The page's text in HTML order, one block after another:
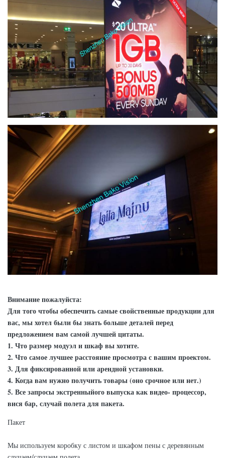
Внимание пожалуйста:
Для того чтобы обеспечить самые свойственные продукции для
вас, мы хотел были бы знать больше деталей перед
предложением вам самой лучшей цитаты.
1. Что размер модуэл и шкаф вы хотите.
2. Что самое лучшее расстояние просмотра с вашим проектом.
3. Для фиксированной или арендной установки.
4. Когда вам нужно получить товары (оно срочное или нет.)
5. Все запросы экстренныйого выпуска как видео- процессор,
вися бар, случай полета для пакета.
Пакет
Мы используем коробку с листом и шкафом пены с деревянным